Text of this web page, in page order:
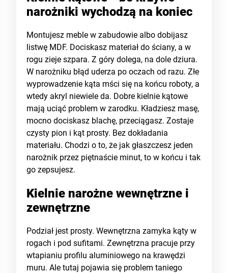
narożniki wychodzą na koniec
Montujesz meble w zabudowie albo dobijasz
listwę MDF. Dociskasz materiał do ściany, a w
rogu zieje szpara. Z góry dolega, na dole dziura.
W narożniku błąd uderza po oczach od razu. Złe
wyprowadzenie kąta mści się na końcu roboty, a
wtedy akryl niewiele da. Dobre kielnie kątowe
mają uciąć problem w zarodku. Kładziesz masę,
mocno dociskasz blachę, przeciągasz. Zostaje
czysty pion i kąt prosty. Bez dokładania
materiału. Chodzi o to, że jak głaszczesz jeden
narożnik przez piętnaście minut, to w końcu i tak
go zepsujesz.
Kielnie narożne wewnętrzne i
zewnętrzne
Podział jest prosty. Wewnętrzna zamyka kąty w
rogach i pod sufitami. Zewnętrzna pracuje przy
wtapianiu profilu aluminiowego na krawędzi
muru. Ale tutaj pojawia się problem taniego